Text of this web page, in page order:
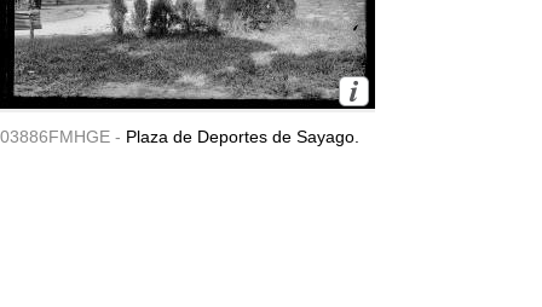
03886FMHGE - Plaza de Deportes de Sayago.